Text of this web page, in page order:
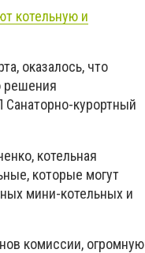
котельную и
оказалось, что
решения
курортный
котельная
которые могут
мини-котельных и
комиссии, огромную